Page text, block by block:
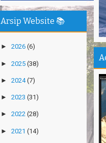
Arsip Website 📚
► 2026 (6)
► 2025 (38)
► 2024(7)
► 2023 (31)
► 2022 (28)
► 2021 (14)